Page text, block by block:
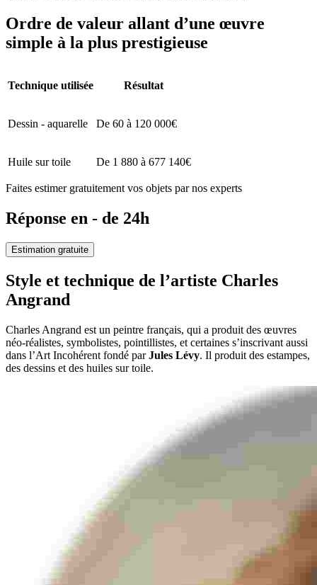
Ordre de valeur allant d’une œuvre
simple à la plus prestigieuse
Technique utilisée Résultat
Dessin - aquarelle De 60 à 120 000€
Huile sur toile De 1 880 à 677 140€
Faites estimer gratuitement vos objets par nos experts
Réponse en - de 24h
Estimation gratuite
Style et technique de l’artiste Charles
Angrand
Charles Angrand est un peintre français, qui a produit des œuvres
néo-réalistes, symbolistes, pointillistes, et certaines s’inscrivant aussi
dans l’Art Incohérent fondé parJules Lévy. Il produit des estampes,
des dessins et des huiles sur toile.